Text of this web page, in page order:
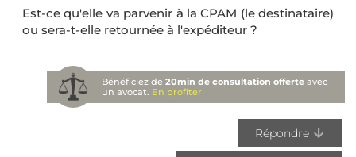
Est-ce qu'elle va parvenir à la CPAM (le destinataire)
ou sera-t-elle retournée à l'expéditeur ?
Bénéficiez de20min de consultation offerte avec
un avocat. En profiter
Répondre